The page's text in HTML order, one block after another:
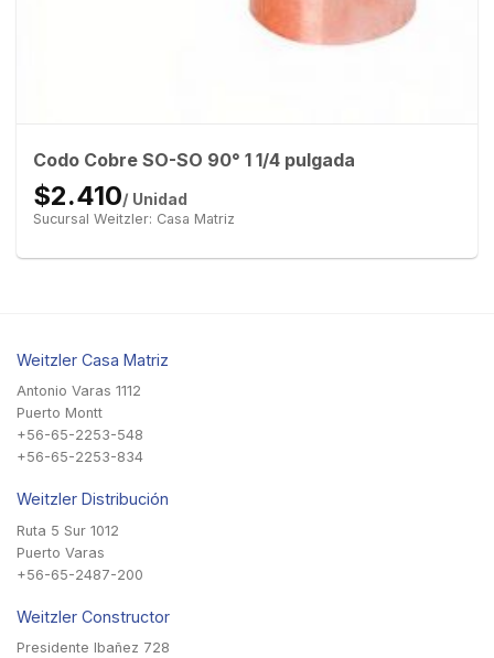
Codo Cobre SO-SO 90° 1 1/4 pulgada
$2.410/ Unidad
Sucursal Weitzler: Casa Matriz
Weitzler Casa Matriz
Antonio Varas 1112
Puerto Montt
+56-65-2253-548
+56-65-2253-834
Weitzler Distribución
Ruta 5 Sur 1012
Puerto Varas
+56-65-2487-200
Weitzler Constructor
Presidente Ibañez 728